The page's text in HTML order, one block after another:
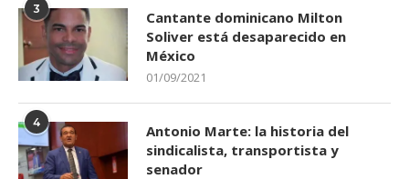
3
Cantante dominicano Milton
Soliver está desaparecido en
México
01/09/2021
4
Antonio Marte: la historia del
sindicalista, transportista y
senador